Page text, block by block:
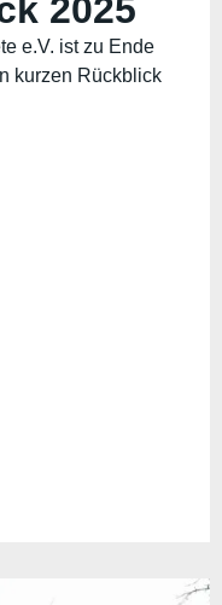
2025
e.V. ist zu Ende
kurzen Rückblick